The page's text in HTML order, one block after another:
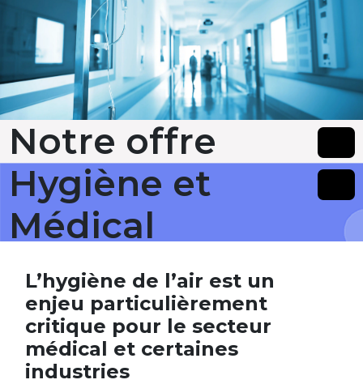
Notre offre
Hygiène et
Médical
L’hygiène de l’air est un
enjeu particulièrement
critique pour le secteur
médical et certaines
industries